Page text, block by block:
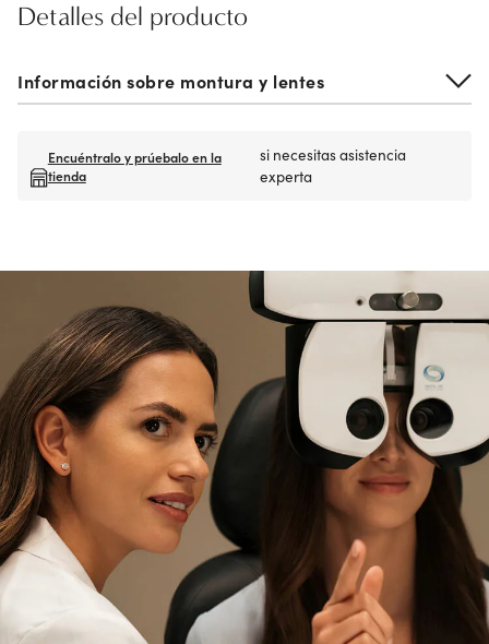
Detalles del producto
Información sobre montura y lentes
Encuéntralo y prúebalo en la
tienda
si necesitas asistencia
experta